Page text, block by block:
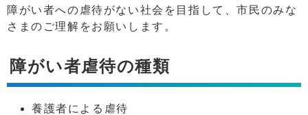
障がい者への虐待がない社会を目指して、市民のみな
さまのご理解をお願いします。
障がい者虐待の種類
養護者による虐待